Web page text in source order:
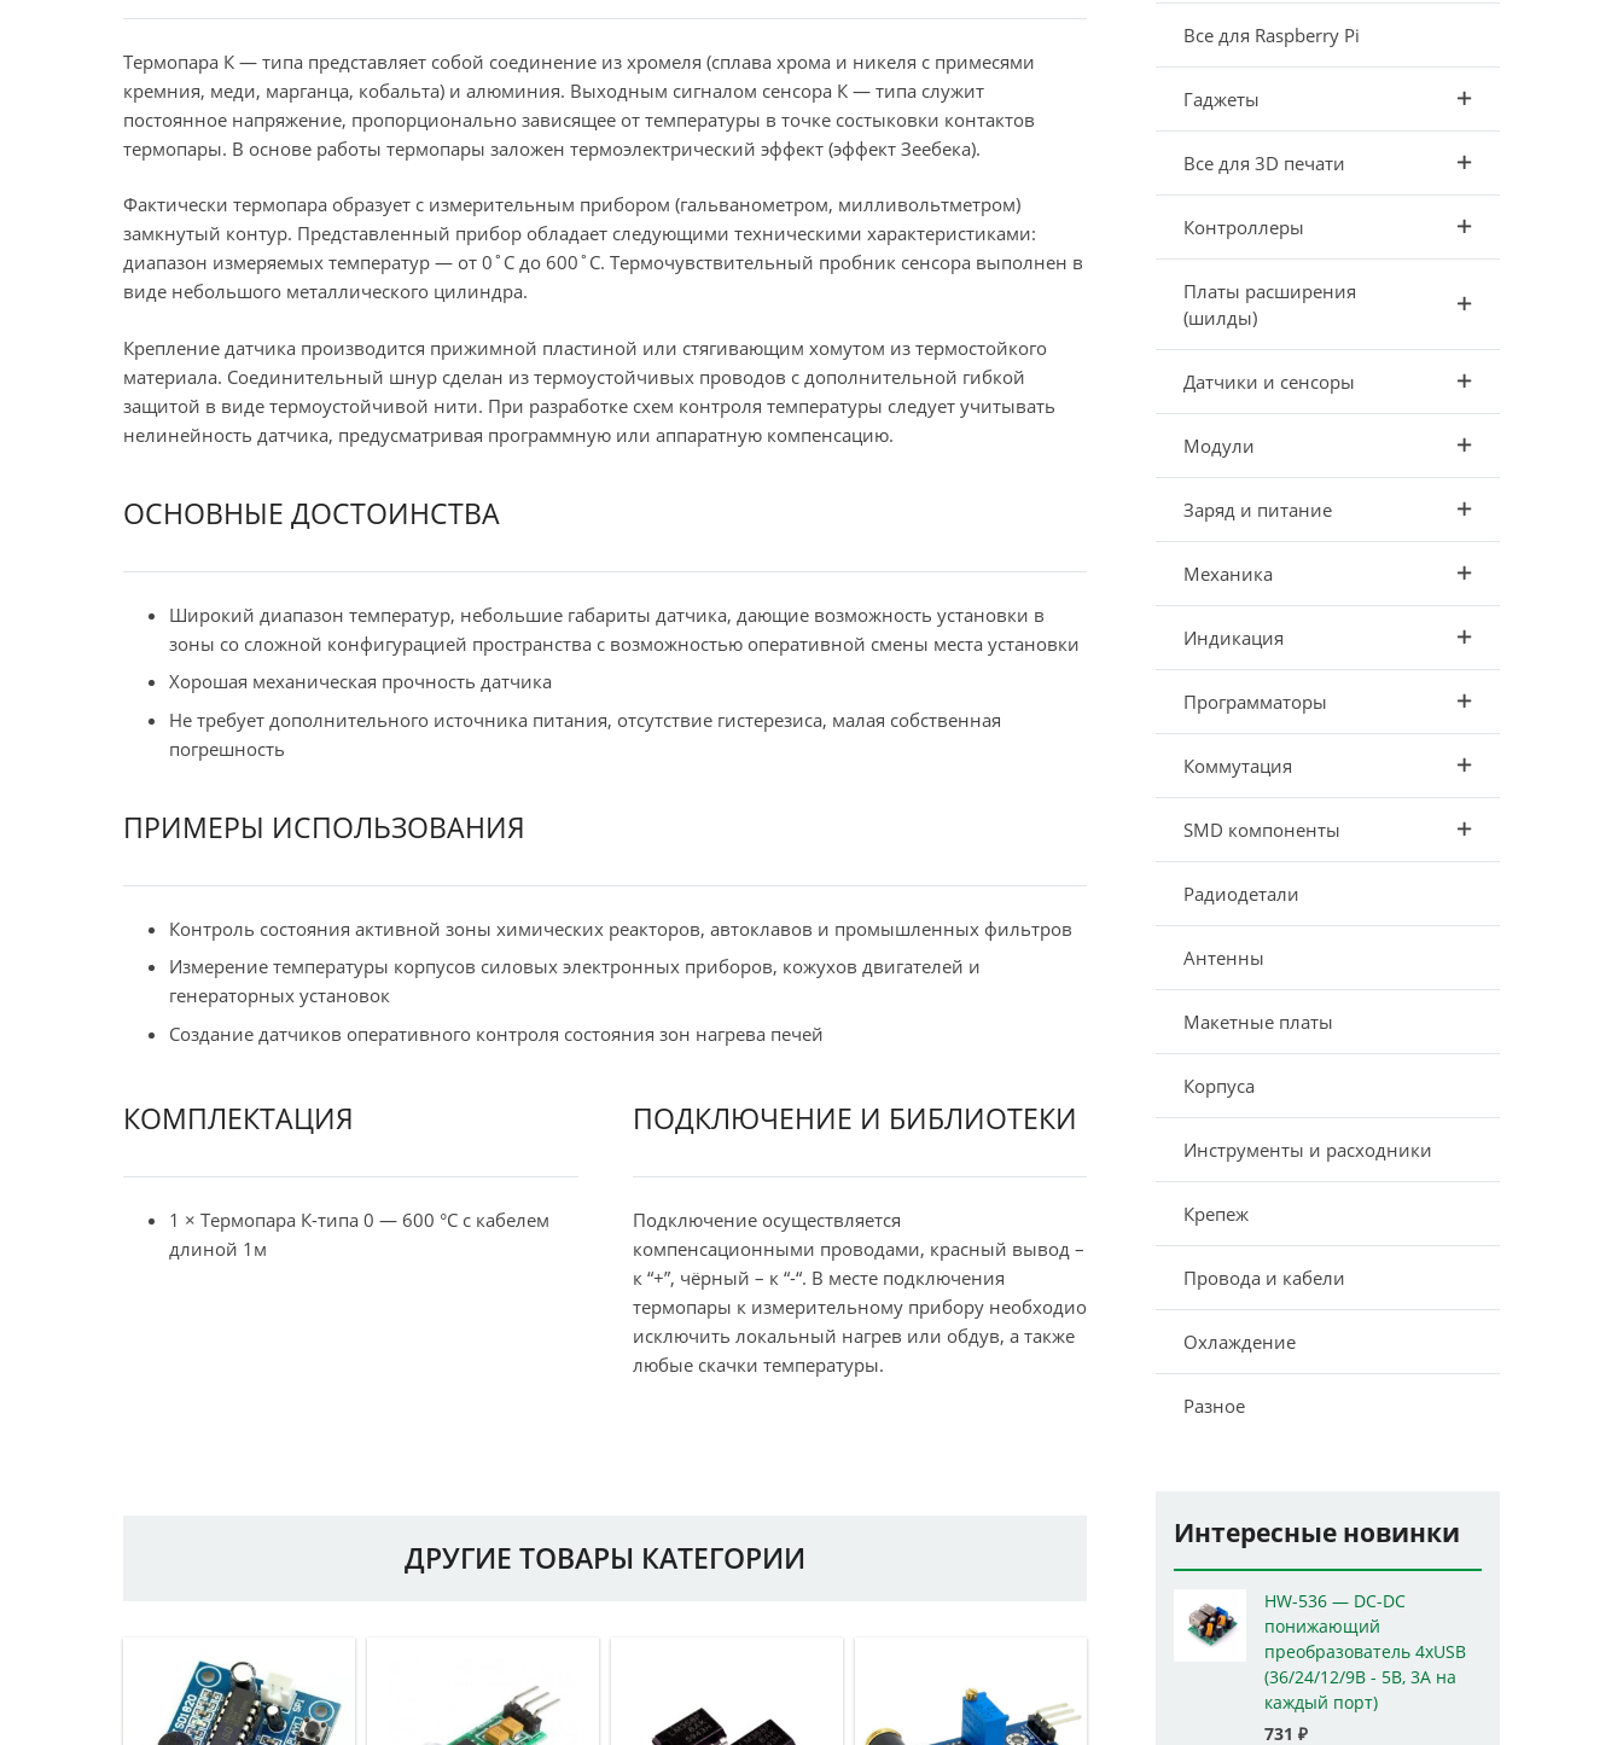
Термопара К — типа представляет собой соединение из хромеля (сплава хрома и никеля с примесями
кремния, меди, марганца, кобальта) и алюминия. Выходным сигналом сенсора К — типа служит
постоянное напряжение, пропорционально зависящее от температуры в точке состыковки контактов
термопары. В основе работы термопары заложен термоэлектрический эффект (эффект Зеебека).
Фактически термопара образует с измерительным прибором (гальванометром, милливольтметром)
замкнутый контур. Представленный прибор обладает следующими техническими характеристиками:
диапазон измеряемых температур — от 0˚C до 600˚C. Термочувствительный пробник сенсора выполнен в
виде небольшого металлического цилиндра.
Крепление датчика производится прижимной пластиной или стягивающим хомутом из термостойкого
материала. Соединительный шнур сделан из термоустойчивых проводов с дополнительной гибкой
защитой в виде термоустойчивой нити. При разработке схем контроля температуры следует учитывать
нелинейность датчика, предусматривая программную или аппаратную компенсацию.
ОСНОВНЫЕ ДОСТОИНСТВА
Широкий диапазон температур, небольшие габариты датчика, дающие возможность установки в
зоны со сложной конфигурацией пространства с возможностью оперативной смены места установки
Хорошая механическая прочность датчика
Не требует дополнительного источника питания, отсутствие гистерезиса, малая собственная
погрешность
ПРИМЕРЫ ИСПОЛЬЗОВАНИЯ
Контроль состояния активной зоны химических реакторов, автоклавов и промышленных фильтров
Измерение температуры корпусов силовых электронных приборов, кожухов двигателей и
генераторных установок
Создание датчиков оперативного контроля состояния зон нагрева печей
КОМПЛЕКТАЦИЯ
1 × Термопара К-типа 0 — 600 °C с кабелем
длиной 1м
ПОДКЛЮЧЕНИЕ И БИБЛИОТЕКИ
Подключение осуществляется
компенсационными проводами, красный вывод –
к “+”, чёрный – к “-“. В месте подключения
термопары к измерительному прибору необходио
исключить локальный нагрев или обдув, а также
любые скачки температуры.
ДРУГИЕ ТОВАРЫ КАТЕГОРИИ
Все для Raspberry Pi
Гаджеты
Все для 3D печати
Контроллеры
Платы расширения
(шилды)
Датчики и сенсоры
Модули
Заряд и питание
Механика
Индикация
Программаторы
Коммутация
SMD компоненты
Радиодетали
Антенны
Макетные платы
Корпуса
Инструменты и расходники
Крепеж
Провода и кабели
Охлаждение
Разное
Интересные новинки
HW-536 — DC-DC
понижающий
преобразователь 4xUSB
(36/24/12/9В - 5В, 3А на
каждый порт)
731 ₽